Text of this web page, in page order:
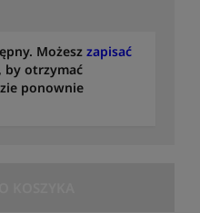
Możesz zapisać
, by otrzymać
ponownie